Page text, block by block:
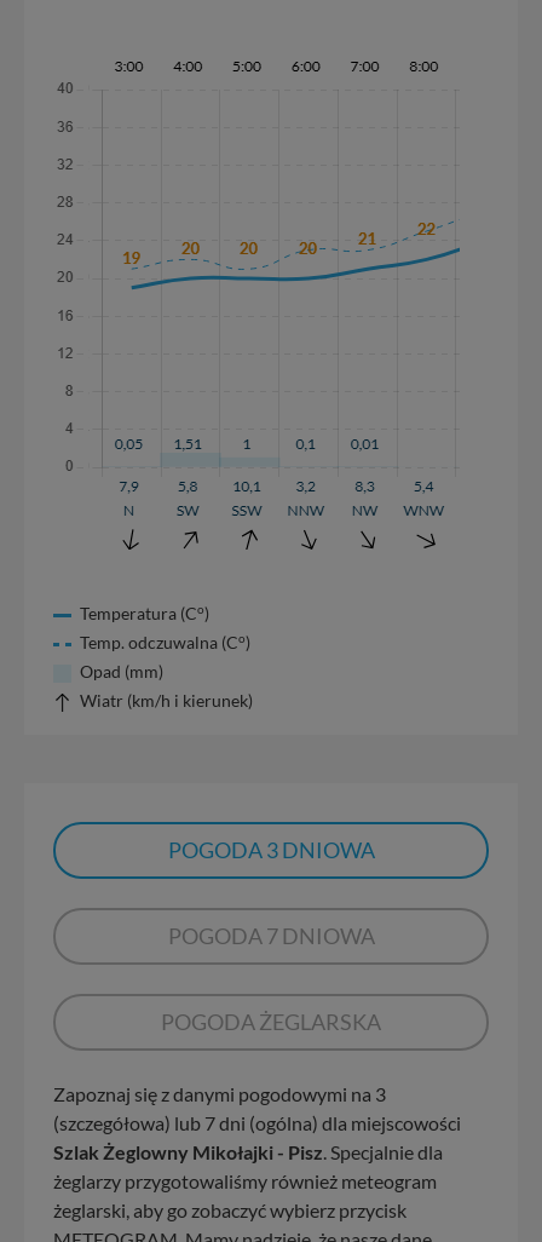
Temperatura (Co)
Temp. odczuwalna (Co)
Opad (mm)
Wiatr (km/h i kierunek)
POGODA 3 DNIOWA
POGODA 7 DNIOWA
POGODA ŻEGLARSKA
Zapoznaj się z danymi pogodowymi na 3
(szczegółowa) lub 7 dni (ogólna) dla miejscowości
Szlak Żeglowny Mikołajki - Pisz. Specjalnie dla
żeglarzy przygotowaliśmy również meteogram
żeglarski, aby go zobaczyć wybierz przycisk